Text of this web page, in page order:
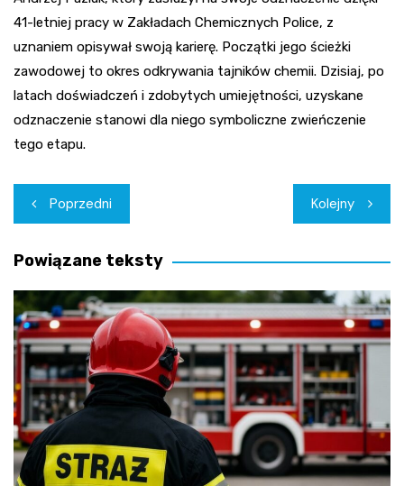
41-letniej pracy w Zakładach Chemicznych Police, z
uznaniem opisywał swoją karierę. Początki jego ścieżki
zawodowej to okres odkrywania tajników chemii. Dzisiaj, po
latach doświadczeń i zdobytych umiejętności, uzyskane
odznaczenie stanowi dla niego symboliczne zwieńczenie
tego etapu.
Nawigacja
wpisu
Poprzedni Kolejny
Powiązane teksty